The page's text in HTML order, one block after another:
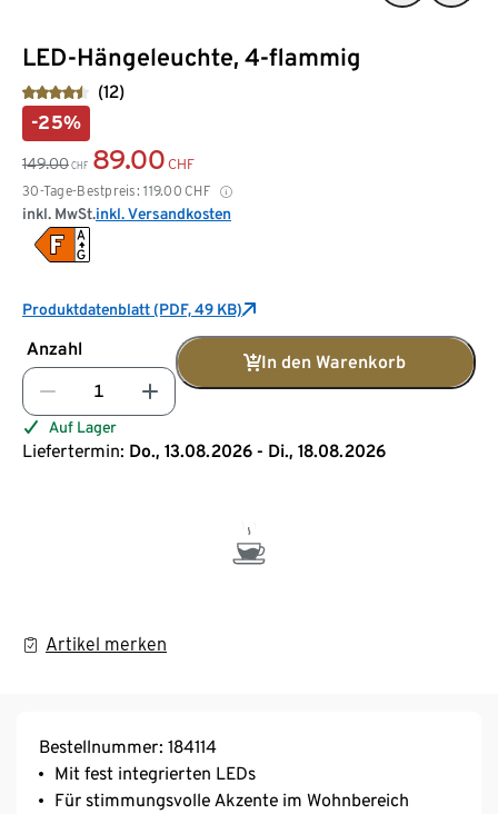
LED-Hängeleuchte, 4-flammig
(12)
-25%
149.00 CHF 89.00 CHF
30-Tage-Bestpreis: 119.00 CHF
inkl. MwSt.inkl. Versandkosten
Produktdatenblatt (PDF, 49 KB)
Anzahl
In den Warenkorb
Auf Lager
Liefertermin: Do., 13.08.2026 - Di., 18.08.2026
Artikel merken
Bestellnummer: 184114
Mit fest integrierten LEDs
Für stimmungsvolle Akzente im Wohnbereich